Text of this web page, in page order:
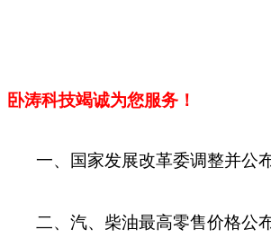
卧涛科技竭诚为您服务！
一、国家发展改革委调整并公
二、汽、柴油最高零售价格公